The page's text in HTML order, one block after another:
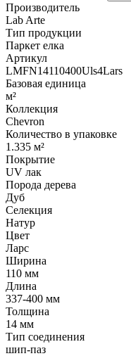
Производитель
Lab Arte
Тип продукции
Паркет елка
Артикул
LMFN14110400Uls4Lars
Базовая единица
м²
Коллекция
Chevron
Количество в упаковке
1.335 м²
Покрытие
UV лак
Порода дерева
Дуб
Селекция
Натур
Цвет
Ларс
Ширина
110 мм
Длина
337-400 мм
Толщина
14 мм
Тип соединения
шип-паз